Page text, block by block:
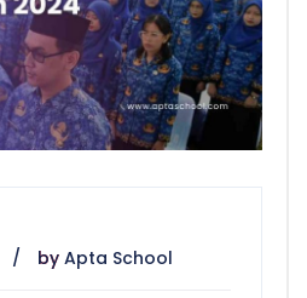
by Apta School